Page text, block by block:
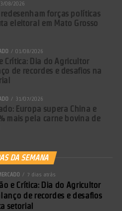
08/2026
forças políticas
eleitoral em Mato Grosso
01/08/2026
Crítica: Dia do Agricultor
de recordes e desafios na
31/07/2026
Europa supera China e
mais pela carne bovina de
DA SEMANA
7 dias atrás
e Crítica: Dia do Agricultor
de recordes e desafios
setorial